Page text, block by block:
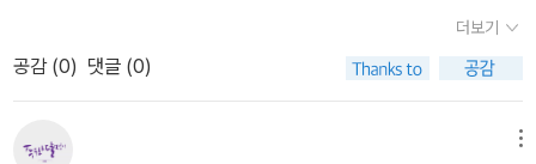
행복을 찾기 위해선 말입니다. 그렇기에 이 책 『평등 씨는 공평해!』는
보다 더 좋은 사회, 아름답고 따스한 사회를 만들기 위해 자라나는 세
어요.너 머리가 남자같애, 이주노동자는 가난한 나라에서 와서 범죄
도 많이 저지른대....이러고 있지는 않나요?​그러면 어떻게 하나요??
1. 평등언어 사용(남자니깐, 여자니깐 이란 말 사용하지 않기)2. 평등
감수성 키우기3.평등 행동 실천하기4. 평등 가족 만들기​어른들이 편
더보기
공감 (0) 댓글 (0)